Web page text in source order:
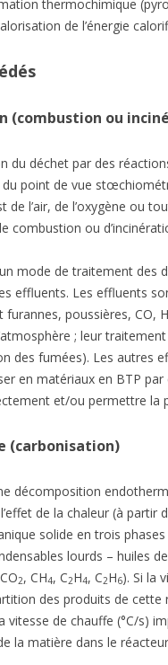
PAGEDS
thermochimique
de l’énergie
(combustion ou
du déchet par des
point de vue
de l’air, de l’oxygène ou
combustion ou
mode de traitement
effluents. Les effluents
poussières, CO,
; leur
des fumées). Les autres
en matériaux en BTP
et/ou permettre la
(carbonisation)
décomposition
de la chaleur (à partir
solide en trois
lourds – huiles
2, CH4, C2H4, C2H6). Si la
des produits de
vitesse de chauffe (°C/s)
la matière dans le